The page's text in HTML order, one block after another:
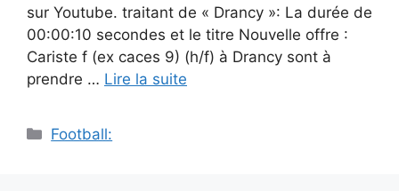
sur Youtube. traitant de « Drancy »: La durée de
00:00:10 secondes et le titre Nouvelle offre :
Cariste f (ex caces 9) (h/f) à Drancy sont à
prendre … Lire la suite
Catégories
Football: